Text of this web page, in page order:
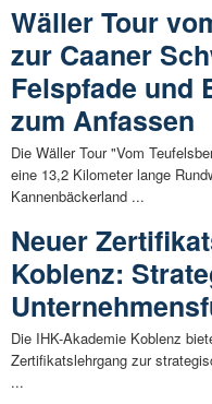
Wäller Tour
zur Caaner
Felspfade und
zum Anfassen
Die Wäller Tour "Vom
eine 13,2 Kilometer lange
Kannenbäckerland ...
Neuer
Koblenz:
Die IHK-Akademie Koblenz
Zertifikatslehrgang zur
...